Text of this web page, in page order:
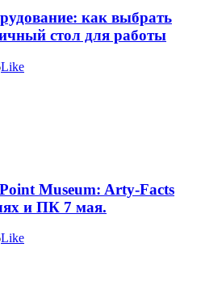
как выбрать
стол для работы
Like
Museum: Arty-Facts
и ПК 7 мая.
Like